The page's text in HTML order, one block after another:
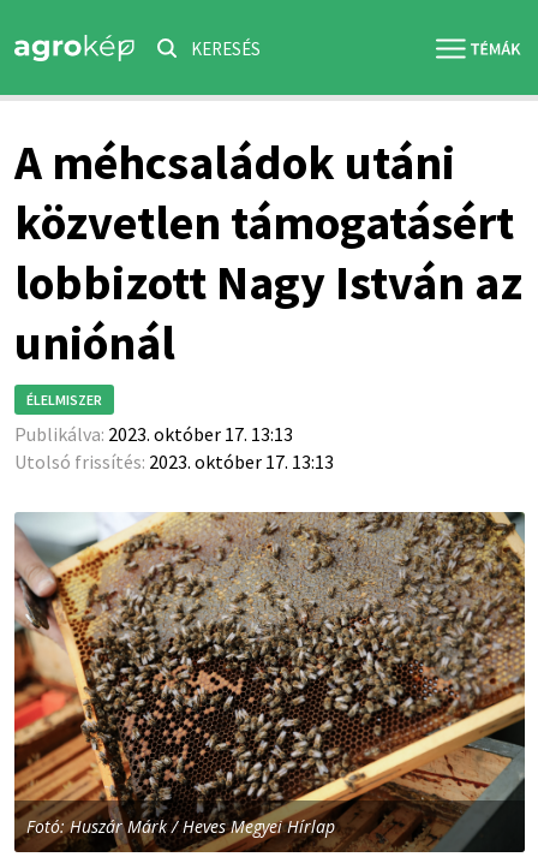
KERESÉS
A méhcsaládok utáni
közvetlen támogatásért
lobbizott Nagy István az
uniónál
ÉLELMISZER
Publikálva: 2023. október 17. 13:13
Utolsó frissítés: 2023. október 17. 13:13
Fotó: Huszár Márk / Heves Megyei Hírlap